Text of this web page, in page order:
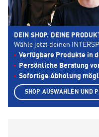
DEIN SHOP. DEINE
Wähle jetzt deinen
Verfügbare Produkte in
Persönliche Beratung
Sofortige Abholung